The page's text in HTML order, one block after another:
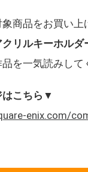
商品をお買い
リルキーホルダ
品を一気読みし
はこちら▼
enix.com/